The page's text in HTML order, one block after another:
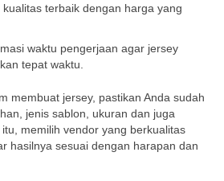
terbaik dengan harga yang
waktu pengerjaan agar jersey
tepat waktu.
membuat jersey, pastikan Anda sudah
jenis sablon, ukuran dan juga
memilih vendor yang berkualitas
hasilnya sesuai dengan harapan dan